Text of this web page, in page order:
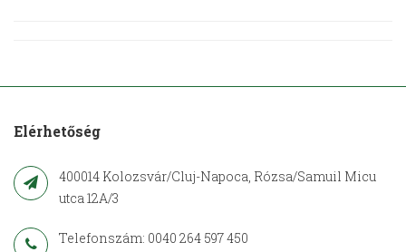
Elérhetőség
400014 Kolozsvár/Cluj-Napoca, Rózsa/Samuil Micu
utca 12A/3
Telefonszám: 0040 264 597 450